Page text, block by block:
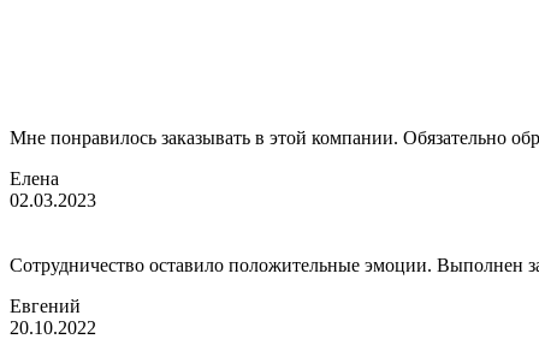
Мне понравилось заказывать в этой компании. Обязательно
Елена
02.03.2023
Сотрудничество оставило положительные эмоции. Выполнен
Евгений
20.10.2022